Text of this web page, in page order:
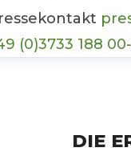
(0)3733 188
DIE